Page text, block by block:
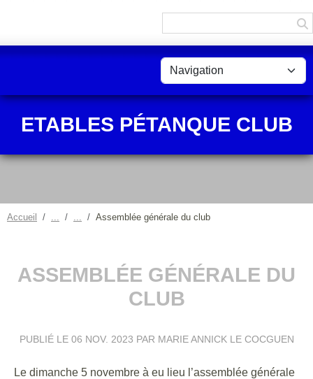
ETABLES PÉTANQUE CLUB
Accueil Assemblée générale du club
ASSEMBLÉE GÉNÉRALE DU
CLUB
PUBLIÉ LE 06 NOV. 2023 PAR MARIE ANNICK LE COCGUEN
Le dimanche 5 novembre à eu lieu l’assemblée générale